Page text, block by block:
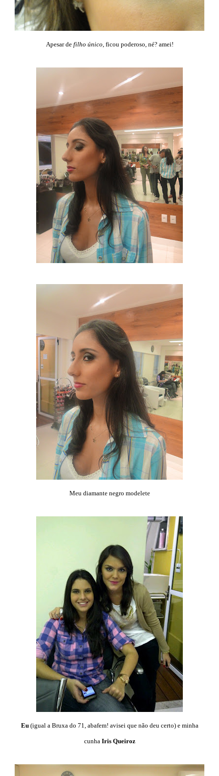
Apesar de filho único , ficou poderoso, né? amei!
Meu diamante negro modelete
Eu(igual a Bruxa do 71, abafem! avisei que não deu certo) e minha
cunha Iris Queiroz